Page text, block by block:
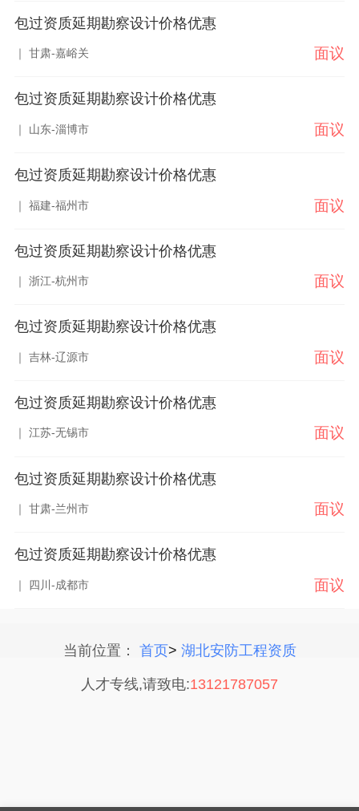
包过资质延期勘察设计价格优惠
｜ 甘肃-嘉峪关 面议
包过资质延期勘察设计价格优惠
｜ 山东-淄博市 面议
包过资质延期勘察设计价格优惠
｜ 福建-福州市 面议
包过资质延期勘察设计价格优惠
｜ 浙江-杭州市 面议
包过资质延期勘察设计价格优惠
｜ 吉林-辽源市 面议
包过资质延期勘察设计价格优惠
｜ 江苏-无锡市 面议
包过资质延期勘察设计价格优惠
｜ 甘肃-兰州市 面议
包过资质延期勘察设计价格优惠
｜ 四川-成都市 面议
当前位置： 首页> 湖北安防工程资质
人才专线,请致电:13121787057